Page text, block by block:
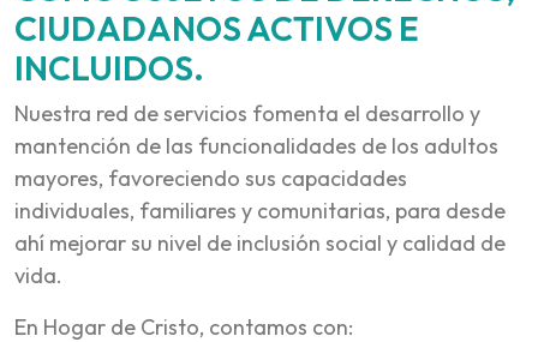
CIUDADANOS ACTIVOS E
INCLUIDOS.
Nuestra red de servicios fomenta el desarrollo y
mantención de las funcionalidades de los adultos
mayores, favoreciendo sus capacidades
individuales, familiares y comunitarias, para desde
ahí mejorar su nivel de inclusión social y calidad de
vida.
En Hogar de Cristo, contamos con: